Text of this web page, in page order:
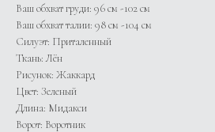
Ваш обхват груди: 96 см -102 см
Ваш обхват талии: 98 см -104 см
Силуэт: Приталенный
Ткань: Лён
Рисунок: Жаккард
Цвет: Зеленый
Длина: Мидакси
Ворот: Воротник